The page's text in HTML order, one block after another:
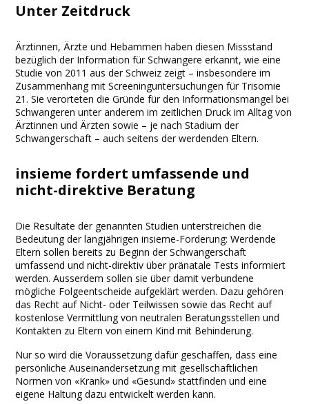
Unter Zeitdruck
Ärztinnen, Ärzte und Hebammen haben diesen Missstand
bezüglich der Information für Schwangere erkannt, wie eine
Studie von 2011 aus der Schweiz zeigt – insbesondere im
Zusammenhang mit Screeninguntersuchungen für Trisomie
21. Sie verorteten die Gründe für den Informationsmangel bei
Schwangeren unter anderem im zeitlichen Druck im Alltag von
Ärztinnen und Ärzten sowie – je nach Stadium der
Schwangerschaft – auch seitens der werdenden Eltern.
insieme fordert umfassende und
nicht-direktive Beratung
Die Resultate der genannten Studien unterstreichen die
Bedeutung der langjährigen insieme-Forderung: Werdende
Eltern sollen bereits zu Beginn der Schwangerschaft
umfassend und nicht-direktiv über pränatale Tests informiert
werden. Ausserdem sollen sie über damit verbundene
mögliche Folgeentscheide aufgeklärt werden. Dazu gehören
das Recht auf Nicht- oder Teilwissen sowie das Recht auf
kostenlose Vermittlung von neutralen Beratungsstellen und
Kontakten zu Eltern von einem Kind mit Behinderung.
Nur so wird die Voraussetzung dafür geschaffen, dass eine
persönliche Auseinandersetzung mit gesellschaftlichen
Normen von «Krank» und «Gesund» stattfinden und eine
eigene Haltung dazu entwickelt werden kann.